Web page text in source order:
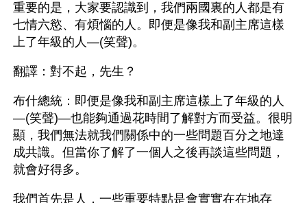
重要的是，大家要認識到，我們兩國裏的人都是有
七情六慾、有煩惱的人。即便是像我和副主席這樣
上了年級的人—(笑聲)。
翻譯：對不起，先生？
布什總統：即便是像我和副主席這樣上了年級的人
—(笑聲)—也能夠通過花時間了解對方而受益。很明
顯，我們無法就我們關係中的一些問題百分之地達
成共識。但當你了解了一個人之後再談這些問題，
就會好得多。
我們首先是人，一些重要特點是會實實在在地存